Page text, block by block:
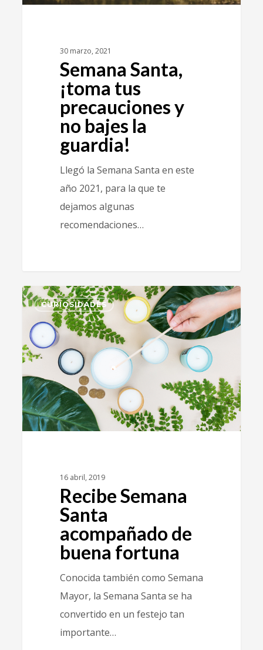
30 marzo, 2021
Semana Santa,
¡toma tus
precauciones y
no bajes la
guardia!
Llegó la Semana Santa en este
año 2021, para la que te
dejamos algunas
recomendaciones…
CURIOSIDADES
16 abril, 2019
Recibe Semana
Santa
acompañado de
buena fortuna
Conocida también como Semana
Mayor, la Semana Santa se ha
convertido en un festejo tan
importante…
1